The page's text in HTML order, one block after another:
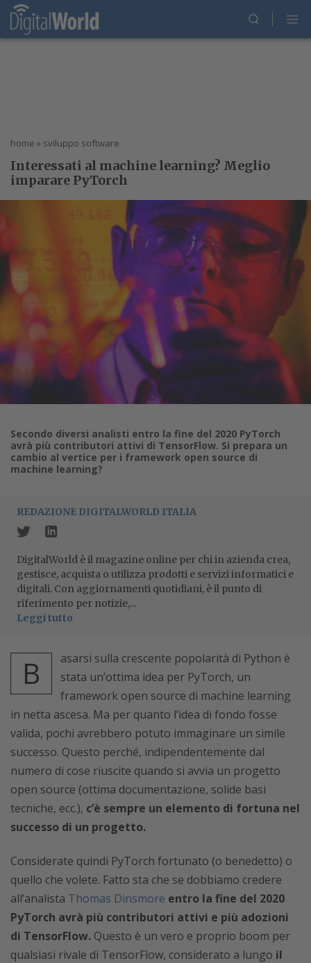
home » sviluppo software
Interessati al machine learning? Meglio
imparare PyTorch
Secondo diversi analisti entro la fine del 2020 PyTorch
avrà più contributori attivi di TensorFlow. Si prepara un
cambio al vertice per i framework open source di
machine learning?
REDAZIONE DIGITALWORLD ITALIA
DigitalWorld è il magazine online per chi in azienda crea,
gestisce, acquista o utilizza prodotti e servizi informatici e
digitali. Con aggiornamenti quotidiani, è il punto di
riferimento per notizie,...
Leggi tutto
B
asarsi sulla crescente popolarità di Python è
stata un’ottima idea per PyTorch, un
framework open source di machine learning
in netta ascesa. Ma per quanto l’idea di fondo fosse
valida, pochi avrebbero potuto immaginare un simile
successo. Questo perché, indipendentemente dal
numero di cose riuscite quando si avvia un progetto
open source (ottima documentazione, solide basi
tecniche, ecc.), c’è sempre un elemento di fortuna nel
successo di un progetto.
Considerate quindi PyTorch fortunato (o benedetto) o
quello che volete. Fatto sta che se dobbiamo credere
all’analista Thomas Dinsmore entro la fine del 2020
PyTorch avrà più contributori attivi e più adozioni
di TensorFlow. Questo è un vero e proprio boom per
qualsiasi rivale di TensorFlow, considerato a lungo il